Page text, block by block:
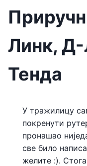
Линк, Д-
Тенда
У тражилицу
покренути
пронашао
све било
желите :).